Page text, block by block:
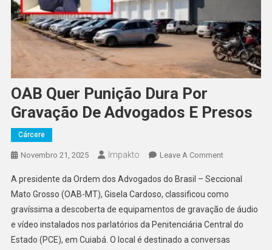
OAB Quer Punição Dura Por
Gravação De Advogados E Presos
Cárcere
Novembro 21, 2025 Impakto Leave A CommentOn
Quer
Punição
Dura
Por
Gravação
A presidente da Ordem dos Advogados do Brasil – Seccional
Mato Grosso (OAB-MT), Gisela Cardoso, classificou como
gravíssima a descoberta de equipamentos de gravação de áudio
e vídeo instalados nos parlatórios da Penitenciária Central do
Estado (PCE), em Cuiabá. O local é destinado a conversas